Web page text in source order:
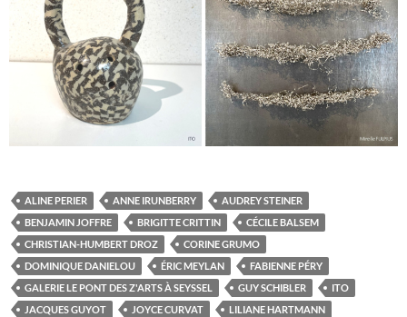
ALINE PERIER ANNE IRUNBERRY
AUDREY STEINER
BENJAMIN JOFFRE
BRIGITTE CRITTIN
CÉCILE BALSEM
CHRISTIAN-HUMBERT DROZ
CORINE GRUMO
DOMINIQUE DANIELOU
ÉRIC MEYLAN
FABIENNE PÉRY
GALERIE LE PONT DES Z'ARTS À SEYSSEL
GUY SCHIBLER
ITO
JACQUES GUYOT
JOYCE CURVAT
LILIANE HARTMANN